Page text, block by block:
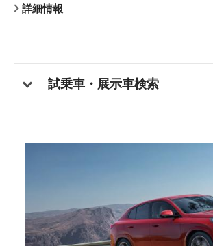
詳細情報
詳細情報
詳細情報
詳細情報
詳細情報
詳細情報
詳細情報
詳細情報
詳細情報
詳細情報
試乗車・展示車検索